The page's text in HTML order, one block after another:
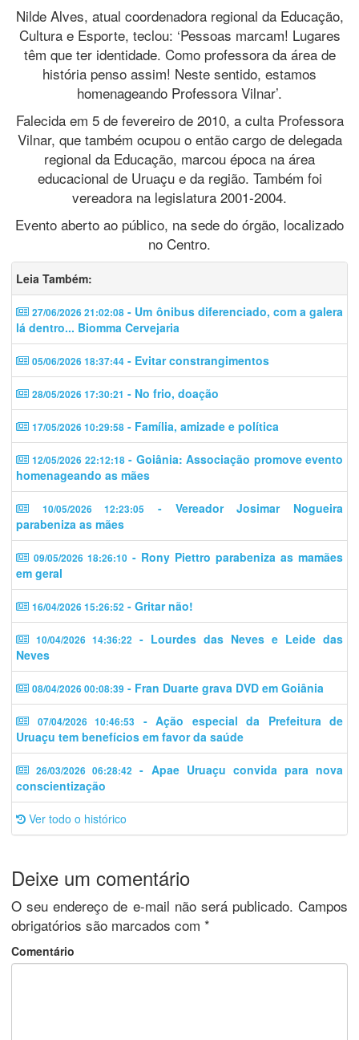
Nilde Alves, atual coordenadora regional da Educação,
Cultura e Esporte, teclou: ‘Pessoas marcam! Lugares
têm que ter identidade. Como professora da área de
história penso assim! Neste sentido, estamos
homenageando Professora Vilnar’.
Falecida em 5 de fevereiro de 2010, a culta Professora
Vilnar, que também ocupou o então cargo de delegada
regional da Educação, marcou época na área
educacional de Uruaçu e da região. Também foi
vereadora na legislatura 2001-2004.
Evento aberto ao público, na sede do órgão, localizado
no Centro.
Leia Também:
27/06/2026 21:02:08 - Um ônibus diferenciado, com a galera
lá dentro... Biomma Cervejaria
05/06/2026 18:37:44 - Evitar constrangimentos
28/05/2026 17:30:21 - No frio, doação
17/05/2026 10:29:58 - Família, amizade e política
12/05/2026 22:12:18- Goiânia: Associação promove evento
homenageando as mães
10/05/2026 12:23:05
- Vereador Josimar Nogueira
parabeniza as mães
09/05/2026 18:26:10 - Rony Piettro parabeniza as mamães
em geral
16/04/2026 15:26:52 - Gritar não!
10/04/2026 14:36:22 - Lourdes das Neves e Leide das
Neves
08/04/2026 00:08:39 - Fran Duarte grava DVD em Goiânia
07/04/2026 10:46:53
- Ação especial da Prefeitura de
Uruaçu tem benefícios em favor da saúde
26/03/2026 06:28:42 - Apae Uruaçu convida para nova
conscientização
Ver todo o histórico
Deixe um comentário
O seu endereço de e-mail não será publicado. Campos
obrigatórios são marcados com *
Comentário